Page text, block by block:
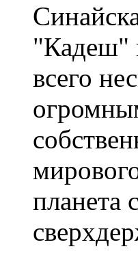
"Кадеш"
всего
планета